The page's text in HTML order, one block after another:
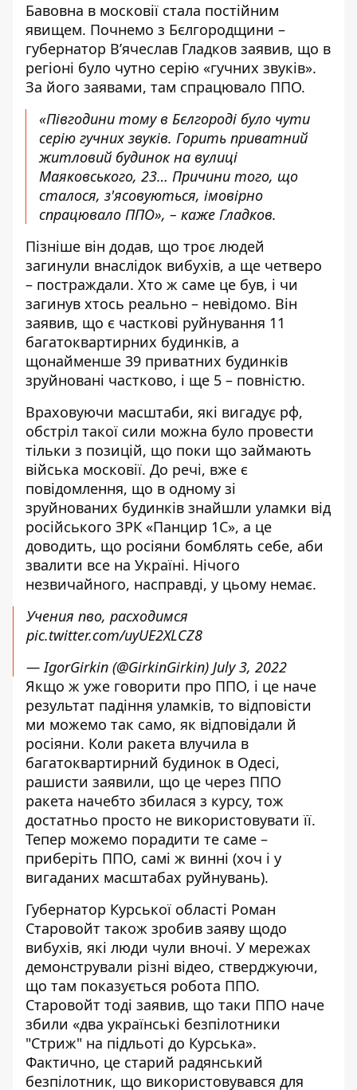
Бавовна в московії стала постійним
явищем. Почнемо з Бєлгородщини –
губернатор В’ячеслав Гладков заявив, що в
регіоні було чутно серію «гучних звуків».
За його заявами, там спрацювало ППО.
«Півгодини тому в Бєлгороді було чути
серію гучних звуків. Горить приватний
житловий будинок на вулиці
Маяковського, 23… Причини того, що
сталося, з'ясовуються, імовірно
спрацювало ППО», – каже Гладков.
Пізніше він додав, що троє людей
загинули внаслідок вибухів, а ще четверо
– постраждали. Хто ж саме це був, і чи
загинув хтось реально – невідомо. Він
заявив, що є часткові руйнування 11
багатоквартирних будинків, а
щонайменше 39 приватних будинків
зруйновані частково, і ще 5 – повністю.
Враховуючи масштаби, які вигадує рф,
обстріл такої сили можна було провести
тільки з позицій, що поки що займають
війська московії. До речі, вже є
повідомлення, що в одному зі
зруйнованих будинків знайшли уламки від
російського ЗРК «Панцир 1С», а це
доводить, що росіяни бомблять себе, аби
звалити все на Україні. Нічого
незвичайного, насправді, у цьому немає.
Учения пво, расходимся
pic.twitter.com/uyUE2XLCZ8
— IgorGirkin (@GirkinGirkin) July 3, 2022
Якщо ж уже говорити про ППО, і це наче
результат падіння уламків, то відповісти
ми можемо так само, як відповідали й
росіяни. Коли ракета влучила в
багатоквартирний будинок в Одесі,
рашисти заявили, що це через ППО
ракета начебто збилася з курсу, тож
достатньо просто не використовувати її.
Тепер можемо порадити те саме –
приберіть ППО, самі ж винні (хоч і у
вигаданих масштабах руйнувань).
Губернатор Курської області Роман
Старовойт також зробив заяву щодо
вибухів, які люди чули вночі. У мережах
демонстрували різні відео, стверджуючи,
що там показується робота ППО.
Старовойт тоді заявив, що таки ППО наче
збили «два українські безпілотники
"Стриж" на підльоті до Курська».
Фактично, це старий радянський
безпілотник, що використовувався для